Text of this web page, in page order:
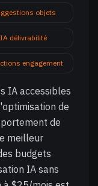
objets
délivrabilité
engagement
IA accessibles
de
de
meilleur
budgets
IA sans